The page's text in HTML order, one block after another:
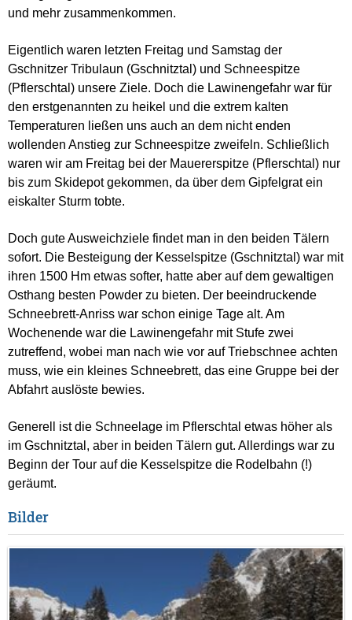
und mehr zusammenkommen.
Eigentlich waren letzten Freitag und Samstag der
Gschnitzer Tribulaun (Gschnitztal) und Schneespitze
(Pflerschtal) unsere Ziele. Doch die Lawinengefahr war für
den erstgenannten zu heikel und die extrem kalten
Temperaturen ließen uns auch an dem nicht enden
wollenden Anstieg zur Schneespitze zweifeln. Schließlich
waren wir am Freitag bei der Mauererspitze (Pflerschtal) nur
bis zum Skidepot gekommen, da über dem Gipfelgrat ein
eiskalter Sturm tobte.
Doch gute Ausweichziele findet man in den beiden Tälern
sofort. Die Besteigung der Kesselspitze (Gschnitztal) war mit
ihren 1500 Hm etwas softer, hatte aber auf dem gewaltigen
Osthang besten Powder zu bieten. Der beeindruckende
Schneebrett-Anriss war schon einige Tage alt. Am
Wochenende war die Lawinengefahr mit Stufe zwei
zutreffend, wobei man nach wie vor auf Triebschnee achten
muss, wie ein kleines Schneebrett, das eine Gruppe bei der
Abfahrt auslöste bewies.
Generell ist die Schneelage im Pflerschtal etwas höher als
im Gschnitztal, aber in beiden Tälern gut. Allerdings war zu
Beginn der Tour auf die Kesselspitze die Rodelbahn (!)
geräumt.
Bilder